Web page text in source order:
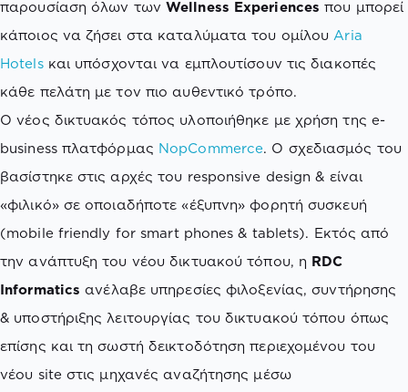
παρουσίαση όλων τωνWellness Experiences που μπορεί
κάποιος να ζήσει στα καταλύματα του ομίλουAria
Hotelsκαι υπόσχονται να εμπλουτίσουν τις διακοπές
κάθε πελάτη με τον πιο αυθεντικό τρόπο.
Ο νέος δικτυακός τόπος υλοποιήθηκε με χρήση της e-
business πλατφόρμας NopCommerce. Ο σχεδιασμός του
βασίστηκε στις αρχές του responsive design & είναι
«φιλικό» σε οποιαδήποτε «έξυπνη» φορητή συσκευή
(mobile friendly for smart phones & tablets). Εκτός από
την ανάπτυξη του νέου δικτυακού τόπου, η RDC
Informatics ανέλαβε υπηρεσίες φιλοξενίας, συντήρησης
& υποστήριξης λειτουργίας του δικτυακού τόπου όπως
επίσης και τη σωστή δεικτοδότηση περιεχομένου του
νέου site στις μηχανές αναζήτησης μέσω